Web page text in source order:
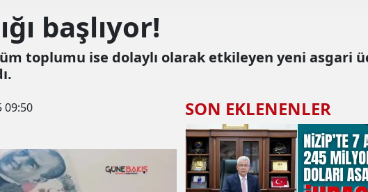
başlıyor!
toplumu ise dolaylı olarak etkileyen yeni asgari
09:50
SON EKLENENLER